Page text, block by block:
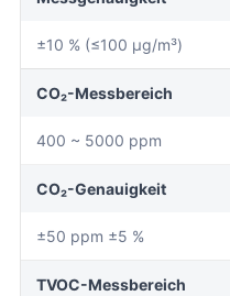
±10 % (≤100 μg/m³)
CO₂-Messbereich
400 ~ 5000 ppm
CO₂-Genauigkeit
±50 ppm ±5 %
TVOC-Messbereich